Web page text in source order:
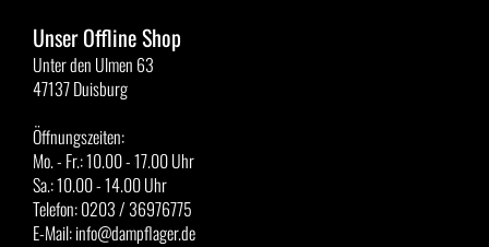
Unser Offline Shop
Unter den Ulmen 63
47137 Duisburg
Öffnungszeiten:
Mo. - Fr.: 10.00 - 17.00 Uhr
Sa.: 10.00 - 14.00 Uhr
Telefon: 0203 / 36976775
E-Mail: info@dampflager.de